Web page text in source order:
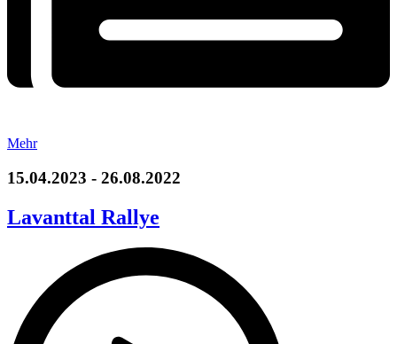
Mehr
15.04.2023 - 26.08.2022
Lavanttal Rallye